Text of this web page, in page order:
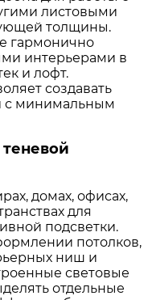
листовыми
толщины.
гармонично
интерьерами в
и лофт.
создавать
с минимальным
домах, офисах,
для
подсветки.
потолков,
ниш и
световые
отдельные